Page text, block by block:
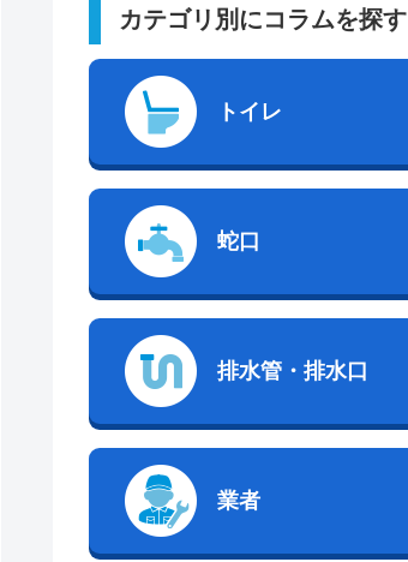
カテゴリ別にコラムを探す
トイレ
蛇口
排水管・排水口
業者